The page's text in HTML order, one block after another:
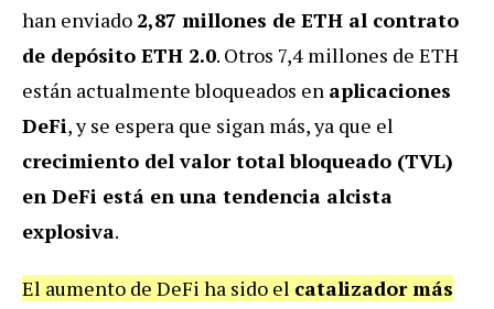
han enviado 2,87 millones de ETH al contrato
de depósito ETH 2.0. Otros 7,4 millones de ETH
están actualmente bloqueados en aplicaciones
DeFi, y se espera que sigan más, ya que el
crecimiento del valor total bloqueado (TVL)
en DeFi está en una tendencia alcista
explosiva.
El aumento de DeFi ha sido el catalizador más